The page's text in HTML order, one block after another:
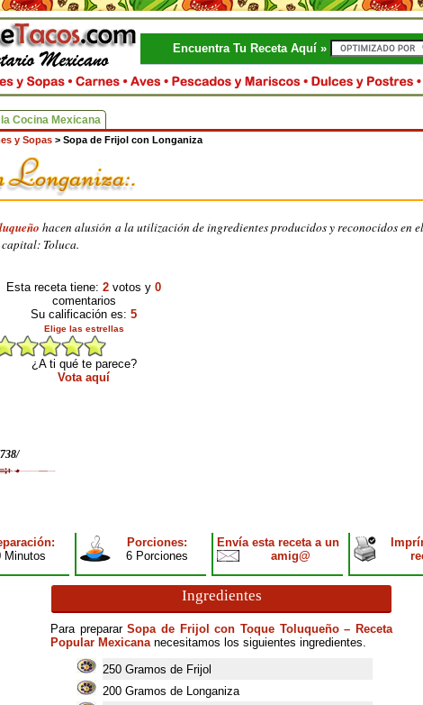
Encuentra Tu Receta Aquí »
Cocina Mexicana
y Sopas > Sopa de Frijol con Longaniza
hacen alusión a la utilización de ingredientes producidos y reconocidos en
capital: Toluca.
Esta receta tiene: 2 votos y 0
comentarios
Su calificación es: 5
Elige las estrellas
¿A ti qué te parece?
Vota aquí
Minutos
Porciones:
6 Porciones
Envía esta receta a un
amig@
Ingredientes
Para prepararSopa de Frijol con Toque Toluqueño – Receta
Popular Mexicananecesitamos los siguientes ingredientes.
250 Gramos de Frijol
200 Gramos de Longaniza